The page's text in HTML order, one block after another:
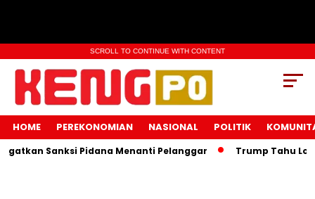
SCROLL TO CONTINUE WITH CONTENT
HOME PEREKONOMIAN NASIONAL POLITIK
Sanksi Pidana Menanti Pelanggar Trump Tahu Lokasi